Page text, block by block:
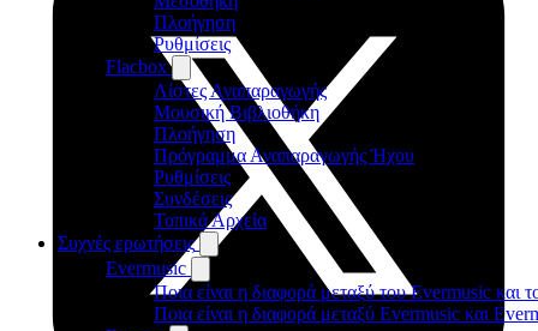
Πλοήγηση
Ρυθμίσεις
Flacbox
Λίστες Αναπαραγωγής
Μουσική Βιβλιοθήκη
Πλοήγηση
Πρόγραμμα Αναπαραγωγής Ήχου
Ρυθμίσεις
Συνδέσεις
Τοπικά Αρχεία
Συχνές ερωτήσεις
Evermusic
Ποια είναι η διαφορά μεταξύ του Evermusic και
Ποια είναι η διαφορά μεταξύ Evermusic και